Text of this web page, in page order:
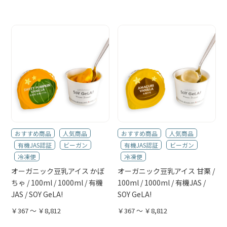
おすすめ商品
人気商品
有機JAS認証
ビーガン
冷凍便
オーガニック豆乳アイス かぼ
ちゃ / 100ml / 1000ml / 有機
JAS / SOY GeLA!
￥367 ～ ￥8,812
おすすめ商品
人気商品
有機JAS認証
ビーガン
冷凍便
オーガニック豆乳アイス 甘栗 /
100ml / 1000ml / 有機JAS /
SOY GeLA!
￥367 ～ ￥8,812